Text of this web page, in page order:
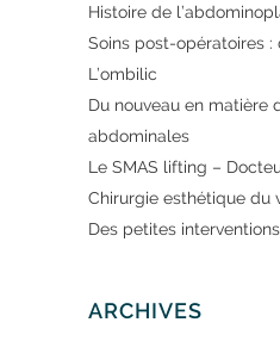
Histoire de
Soins post-opératoires :
L’ombilic
Du nouveau en matière
abdominales
Le SMAS lifting –
Chirurgie esthétique du
Des petites
ARCHIVES